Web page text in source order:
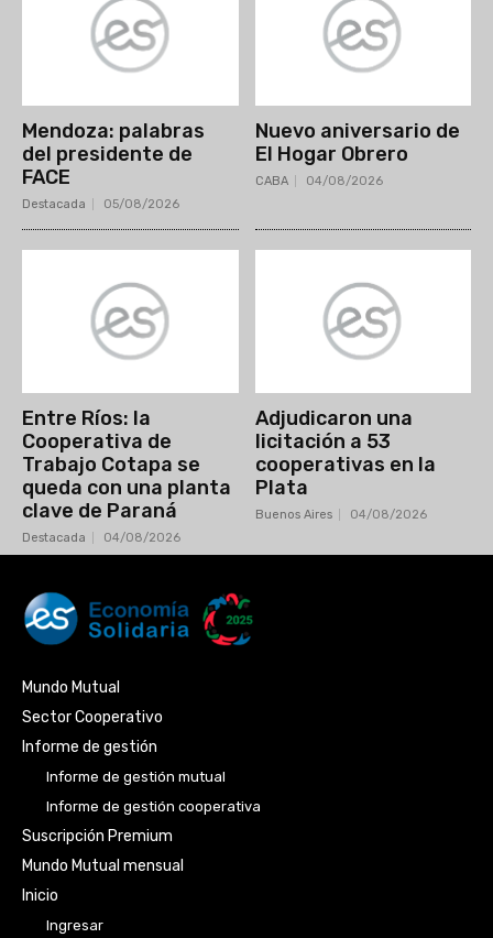
Mendoza: palabras
del presidente de
FACE
Destacada 05/08/2026
Nuevo aniversario de
El Hogar Obrero
CABA 04/08/2026
Entre Ríos: la
Cooperativa de
Trabajo Cotapa se
queda con una planta
clave de Paraná
Destacada 04/08/2026
Adjudicaron una
licitación a 53
cooperativas en la
Plata
Buenos Aires 04/08/2026
Mundo Mutual
Sector Cooperativo
Informe de gestión
Informe de gestión mutual
Informe de gestión cooperativa
Suscripción Premium
Mundo Mutual mensual
Inicio
Ingresar